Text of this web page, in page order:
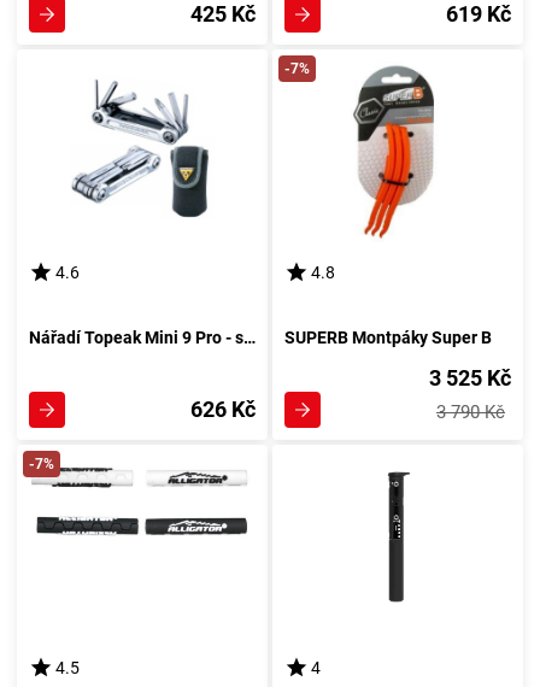
425 Kč 619 Kč
4.6
Nářadí Topeak Mini 9 Pro - stříbrné
626 Kč
-7%
4.8
SUPERB Montpáky Super B
3 525 Kč
3 790 Kč
-7%
4.5 4